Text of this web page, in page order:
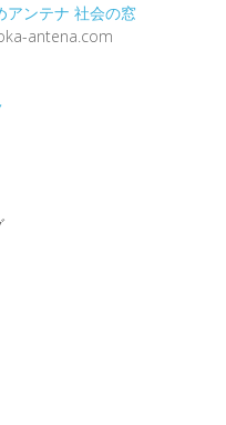
アンテナ 社会の窓
antena.com